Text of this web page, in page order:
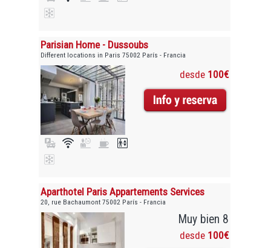
Parisian Home - Dussoubs
Different locations in Paris 75002 París - Francia
desde 100€
Aparthotel Paris Appartements Services
20, rue Bachaumont 75002 París - Francia
Muy bien 8
desde 100€